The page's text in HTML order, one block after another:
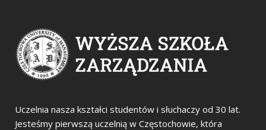
Uczelnia nasza kształci studentów i słuchaczy od 30 lat.
Jesteśmy pierwszą uczelnią w Częstochowie, która